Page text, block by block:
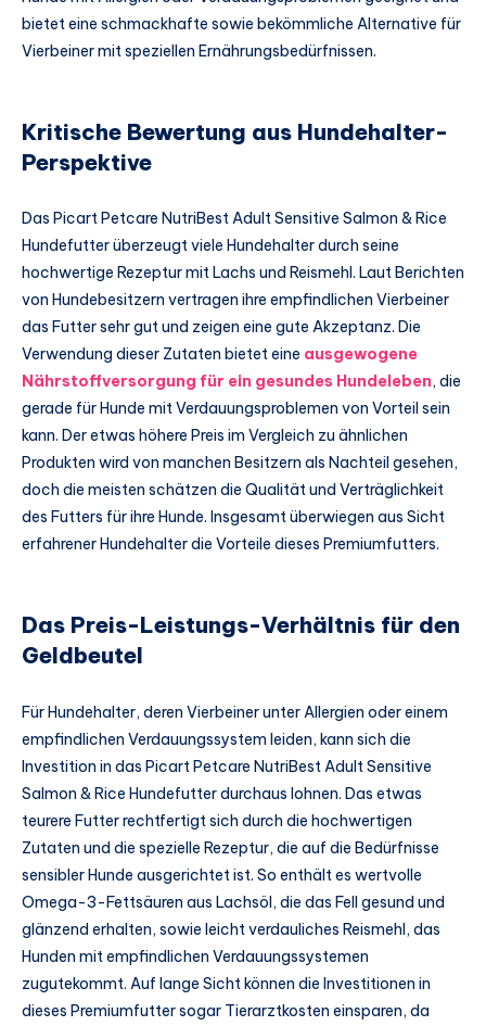
bietet eine schmackhafte sowie bekömmliche Alternative für
Vierbeiner mit speziellen Ernährungsbedürfnissen.
Kritische Bewertung aus Hundehalter-
Perspektive
Das Picart Petcare NutriBest Adult Sensitive Salmon & Rice
Hundefutter überzeugt viele Hundehalter durch seine
hochwertige Rezeptur mit Lachs und Reismehl. Laut Berichten
von Hundebesitzern vertragen ihre empfindlichen Vierbeiner
das Futter sehr gut und zeigen eine gute Akzeptanz. Die
Verwendung dieser Zutaten bietet eine ausgewogene
Nährstoffversorgung für ein gesundes Hundeleben, die
gerade für Hunde mit Verdauungsproblemen von Vorteil sein
kann. Der etwas höhere Preis im Vergleich zu ähnlichen
Produkten wird von manchen Besitzern als Nachteil gesehen,
doch die meisten schätzen die Qualität und Verträglichkeit
des Futters für ihre Hunde. Insgesamt überwiegen aus Sicht
erfahrener Hundehalter die Vorteile dieses Premiumfutters.
Das Preis-Leistungs-Verhältnis für den
Geldbeutel
Für Hundehalter, deren Vierbeiner unter Allergien oder einem
empfindlichen Verdauungssystem leiden, kann sich die
Investition in das Picart Petcare NutriBest Adult Sensitive
Salmon & Rice Hundefutter durchaus lohnen. Das etwas
teurere Futter rechtfertigt sich durch die hochwertigen
Zutaten und die spezielle Rezeptur, die auf die Bedürfnisse
sensibler Hunde ausgerichtet ist. So enthält es wertvolle
Omega-3-Fettsäuren aus Lachsöl, die das Fell gesund und
glänzend erhalten, sowie leicht verdauliches Reismehl, das
Hunden mit empfindlichen Verdauungssystemen
zugutekommt. Auf lange Sicht können die Investitionen in
dieses Premiumfutter sogar Tierarztkosten einsparen, da